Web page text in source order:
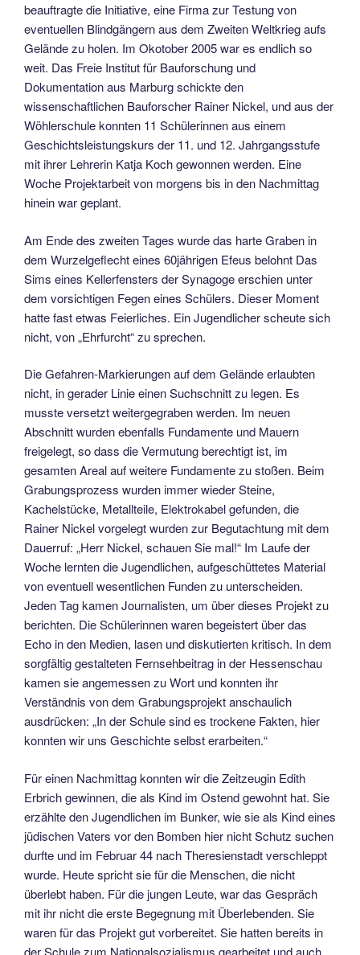
beauftragte die Initiative, eine Firma zur Testung von
eventuellen Blindgängern aus dem Zweiten Weltkrieg aufs
Gelände zu holen. Im Okotober 2005 war es endlich so
weit. Das Freie Institut für Bauforschung und
Dokumentation aus Marburg schickte den
wissenschaftlichen Bauforscher Rainer Nickel, und aus der
Wöhlerschule konnten 11 Schülerinnen aus einem
Geschichtsleistungskurs der 11. und 12. Jahrgangsstufe
mit ihrer Lehrerin Katja Koch gewonnen werden. Eine
Woche Projektarbeit von morgens bis in den Nachmittag
hinein war geplant.
Am Ende des zweiten Tages wurde das harte Graben in
dem Wurzelgeflecht eines 60jährigen Efeus belohnt Das
Sims eines Kellerfensters der Synagoge erschien unter
dem vorsichtigen Fegen eines Schülers. Dieser Moment
hatte fast etwas Feierliches. Ein Jugendlicher scheute sich
nicht, von „Ehrfurcht“ zu sprechen.
Die Gefahren-Markierungen auf dem Gelände erlaubten
nicht, in gerader Linie einen Suchschnitt zu legen. Es
musste versetzt weitergegraben werden. Im neuen
Abschnitt wurden ebenfalls Fundamente und Mauern
freigelegt, so dass die Vermutung berechtigt ist, im
gesamten Areal auf weitere Fundamente zu stoßen. Beim
Grabungsprozess wurden immer wieder Steine,
Kachelstücke, Metallteile, Elektrokabel gefunden, die
Rainer Nickel vorgelegt wurden zur Begutachtung mit dem
Dauerruf: „Herr Nickel, schauen Sie mal!“ Im Laufe der
Woche lernten die Jugendlichen, aufgeschüttetes Material
von eventuell wesentlichen Funden zu unterscheiden.
Jeden Tag kamen Journalisten, um über dieses Projekt zu
berichten. Die Schülerinnen waren begeistert über das
Echo in den Medien, lasen und diskutierten kritisch. In dem
sorgfältig gestalteten Fernsehbeitrag in der Hessenschau
kamen sie angemessen zu Wort und konnten ihr
Verständnis von dem Grabungsprojekt anschaulich
ausdrücken: „In der Schule sind es trockene Fakten, hier
konnten wir uns Geschichte selbst erarbeiten.“
Für einen Nachmittag konnten wir die Zeitzeugin Edith
Erbrich gewinnen, die als Kind im Ostend gewohnt hat. Sie
erzählte den Jugendlichen im Bunker, wie sie als Kind eines
jüdischen Vaters vor den Bomben hier nicht Schutz suchen
durfte und im Februar 44 nach Theresienstadt verschleppt
wurde. Heute spricht sie für die Menschen, die nicht
überlebt haben. Für die jungen Leute, war das Gespräch
mit ihr nicht die erste Begegnung mit Überlebenden. Sie
waren für das Projekt gut vorbereitet. Sie hatten bereits in
der Schule zum Nationalsozialismus gearbeitet und auch